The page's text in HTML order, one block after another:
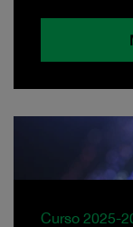
Curso 2025-